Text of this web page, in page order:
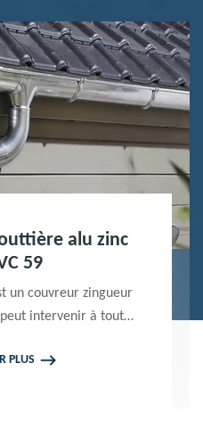
et pavé 59
dans le 59 Nord,
des produits de
gratuit qui ne vous
PLUS